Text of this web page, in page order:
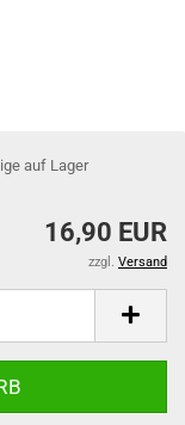
auf Lager
16,90 EUR
zzgl. Versand